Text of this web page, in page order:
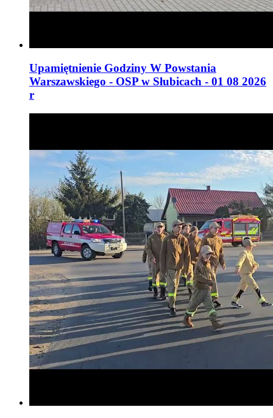
Upamiętnienie Godziny W Powstania
Warszawskiego - OSP w Słubicach - 01 08 2026
r